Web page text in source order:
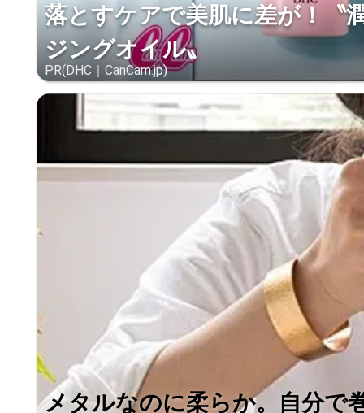
落とすケアで美肌に差が！〝
ジングオイル〟
PR(DHC｜CanCam.jp)
メタルなのに柔らか。自分で